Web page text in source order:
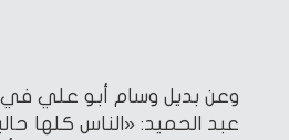
وعن بديل وسام أبو علي في
عبد الحميد: «الناس كلها